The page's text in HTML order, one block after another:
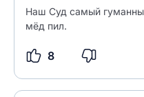
Наш Суд самый
мёд пил.
8